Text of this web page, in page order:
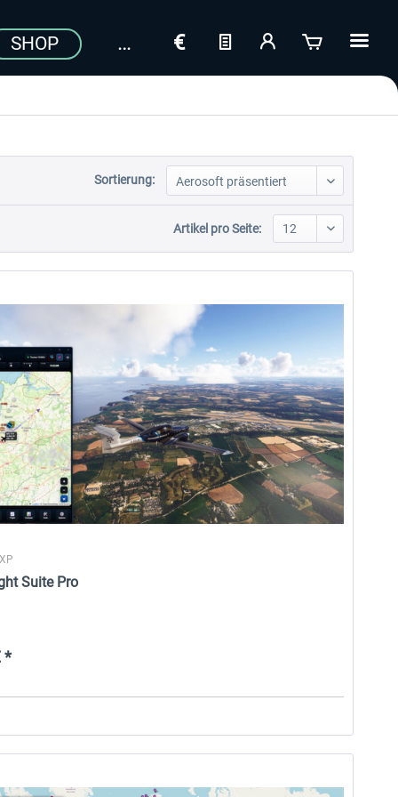
SHOP
Sortierung:
Artikel pro Seite:
Suite Pro
*